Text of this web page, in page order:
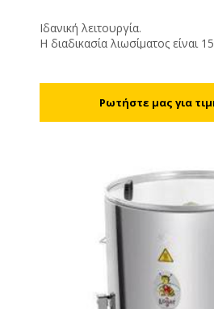
Ιδανική λειτουργία.
Η διαδικασία λιωσίματος είναι
Ισχύς: 3250W
Διάμετρος: 64εκ